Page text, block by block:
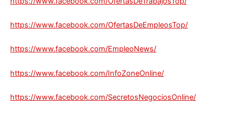
https://www.facebook.com/OfertasDeEmpleosTop/
https://www.facebook.com/EmpleoNews/
https://www.facebook.com/InfoZoneOnline/
https://www.facebook.com/SecretosNegociosOnline/